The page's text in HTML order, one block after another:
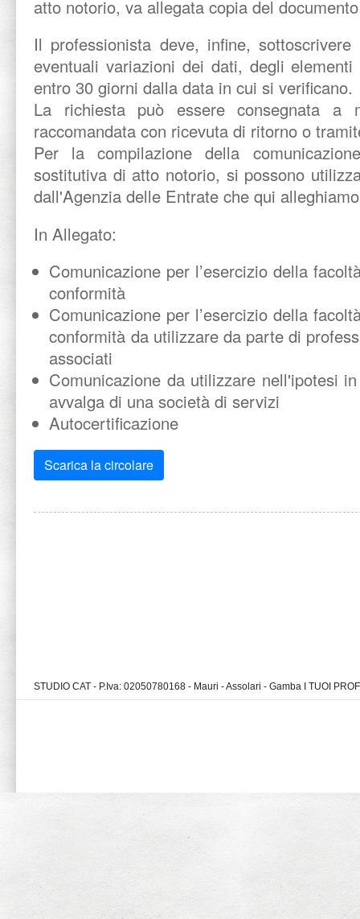
atto notorio, va allegata copia del
Il professionista deve, infine, sottoscrivere
eventuali variazioni dei dati, degli
entro 30 giorni dalla data in cui si verificano.
La richiesta può essere consegnata a
raccomandata con ricevuta di ritorno o
Per la compilazione della
sostitutiva di atto notorio, si possono
dall'Agenzia delle Entrate che qui
In Allegato:
Comunicazione per l’esercizio della
conformità
Comunicazione per l’esercizio della
conformità da utilizzare da parte di
associati
Comunicazione da utilizzare nell'ipotesi
avvalga di una società di servizi
Autocertificazione
Scarica la circolare
STUDIO CAT - P.Iva: 02050780168 - Mauri - Assolari - Gamba I TUOI